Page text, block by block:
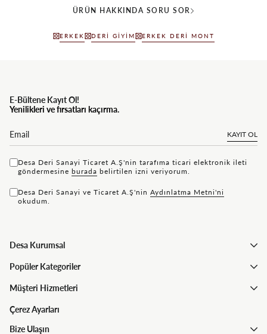
ÜRÜN HAKKINDA SORU SOR
ERKEK DERI GIYIM ERKEK DERI MONT
E-Bültene Kayıt Ol!
Yenilikleri ve fırsatları kaçırma.
KAYIT OL
Desa Deri Sanayi Ticaret A.Ş'nin tarafıma ticari elektronik ileti
göndermesine bu rada belirtilen izni veriyorum.
Desa Deri Sanayi ve Ticaret A.Ş'nin Aydınlatma Metni'ni
okudum.
Desa Kurumsal
Popüler Kategoriler
Müşteri Hizmetleri
Çerez Ayarları
Bize Ulaşın